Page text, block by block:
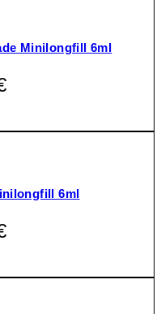
Minilongfill 6ml
6ml